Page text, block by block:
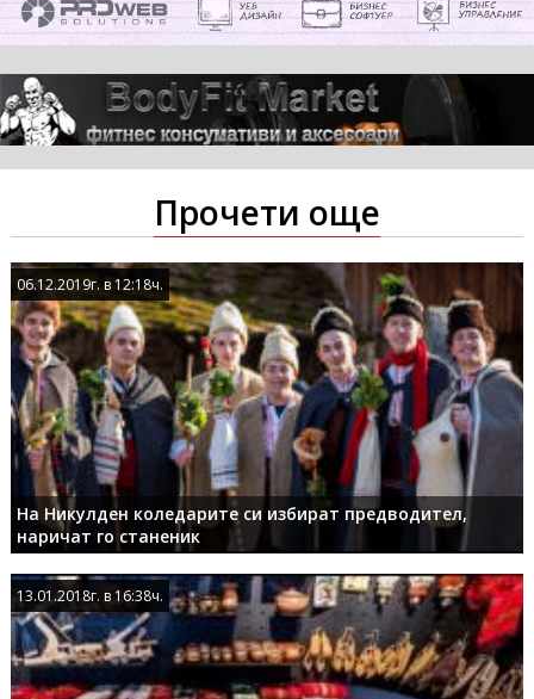
Прочети още
На Никулден коледарите си избират предводител,
наричат го станеник
06.12.2019г. в 12:18ч.
06.12.2019г. в 12:18ч.
13.01.2018г. в 16:38ч.
13.01.2018г. в 16:38ч.